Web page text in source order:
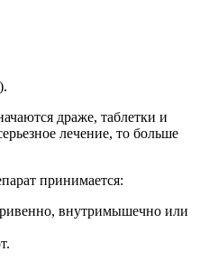
драже, таблетки и
лечение, то больше
принимается:
внутримышечно или